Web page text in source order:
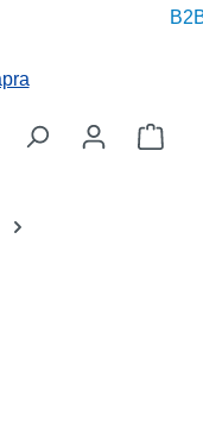
A